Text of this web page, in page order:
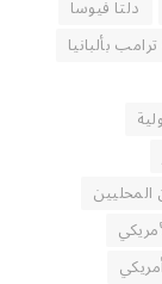
دلتا فيوسا
بألبانيا